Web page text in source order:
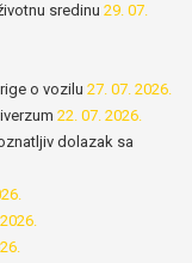
sredinu 29. 07.
o vozilu 27. 07. 2026.
22. 07. 2026.
dolazak sa